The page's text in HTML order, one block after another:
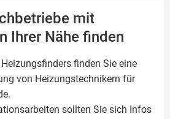
mit
Ihrer Nähe finden
finden Sie eine
von Heizungstechnikern für
sollten Sie sich Infos